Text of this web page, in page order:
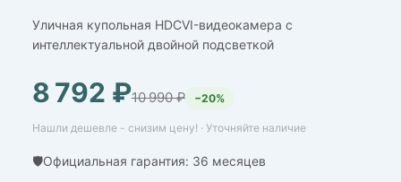
Уличная купольная HDCVI-видеокамера с
интеллектуальной двойной подсветкой
8 792 ₽10 990 ₽ −20%
Нашли дешевле - снизим цену! · Уточняйте наличие
🛡️Официальная гарантия: 36 месяцев